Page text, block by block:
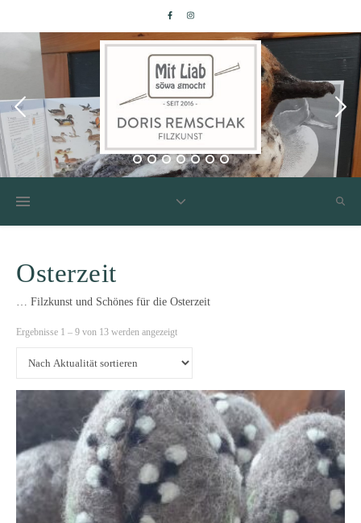
Osterzeit
… Filzkunst und Schönes für die Osterzeit
Ergebnisse 1 – 9 von 13 werden angezeigtNach Aktualität sortiert